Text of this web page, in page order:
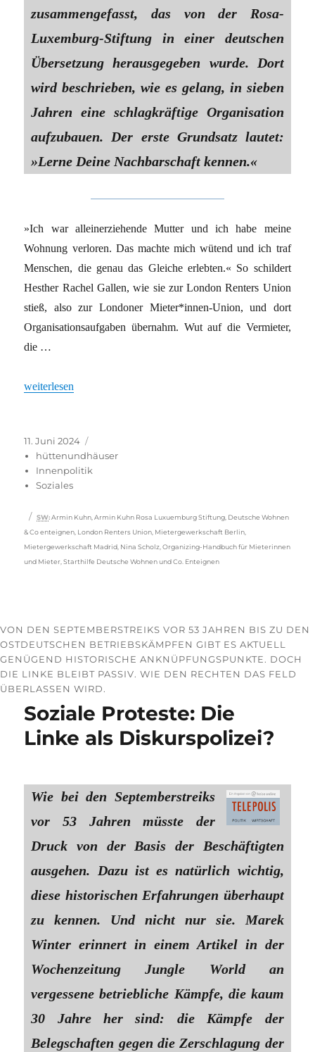
zusammengefasst, das von der Rosa-
Luxemburg-Stiftung in einer deutschen
Übersetzung herausgegeben wurde. Dort
wird beschrieben, wie es gelang, in sieben
Jahren eine schlagkräftige Organisation
aufzubauen. Der erste Grundsatz lautet:
»Lerne Deine Nachbarschaft kennen.«
»Ich war alleinerziehende Mutter und ich habe meine
Wohnung verloren. Das machte mich wütend und ich traf
Menschen, die genau das Gleiche erlebten.« So schildert
Hesther Rachel Gallen, wie sie zur London Renters Union
stieß, also zur Londoner Mieter*innen-Union, und dort
Organisationsaufgaben übernahm. Wut auf die Vermieter,
die …
„Mietenwahnsinn in Berlin: Lernen vom Kampf in Madrid“
weiterlesen
Veröffentlicht
am
11. Juni 2024
hüttenundhäuser
Innenpolitik
Soziales
Schlagwörter
SW: Armin Kuhn ,Armin Kuhn Rosa Luxuemburg Stiftung Deutsche Wohnen
& Co enteignen London Renters Union Mietergewerkschaft Berlin
Mietergewerkschaft Madrid Nina Scholz ,Organizing-Handbuch für Mieterinnen
und Mieter ,Starthilfe Deutsche Wohnen und Co. Enteignen
VON DEN SEPTEMBERSTREIKS VOR 53 JAHREN BIS ZU DEN
OSTDEUTSCHEN BETRIEBSKÄMPFEN GIBT ES AKTUELL
GENÜGEND HISTORISCHE ANKNÜPFUNGSPUNKTE. DOCH
DIE LINKE BLEIBT PASSIV. WIE DEN RECHTEN DAS FELD
ÜBERLASSEN WIRD.
Soziale Proteste: Die
Linke als Diskurspolizei?
Wie bei den Septemberstreiks
vor 53 Jahren müsste der
Druck von der Basis der Beschäftigten
ausgehen. Dazu ist es natürlich wichtig,
diese historischen Erfahrungen überhaupt
zu kennen. Und nicht nur sie. Marek
Winter erinnert in einem Artikel in der
Wochenzeitung Jungle World an
vergessene betriebliche Kämpfe, die kaum
30 Jahre her sind: die Kämpfe der
Belegschaften gegen die Zerschlagung der